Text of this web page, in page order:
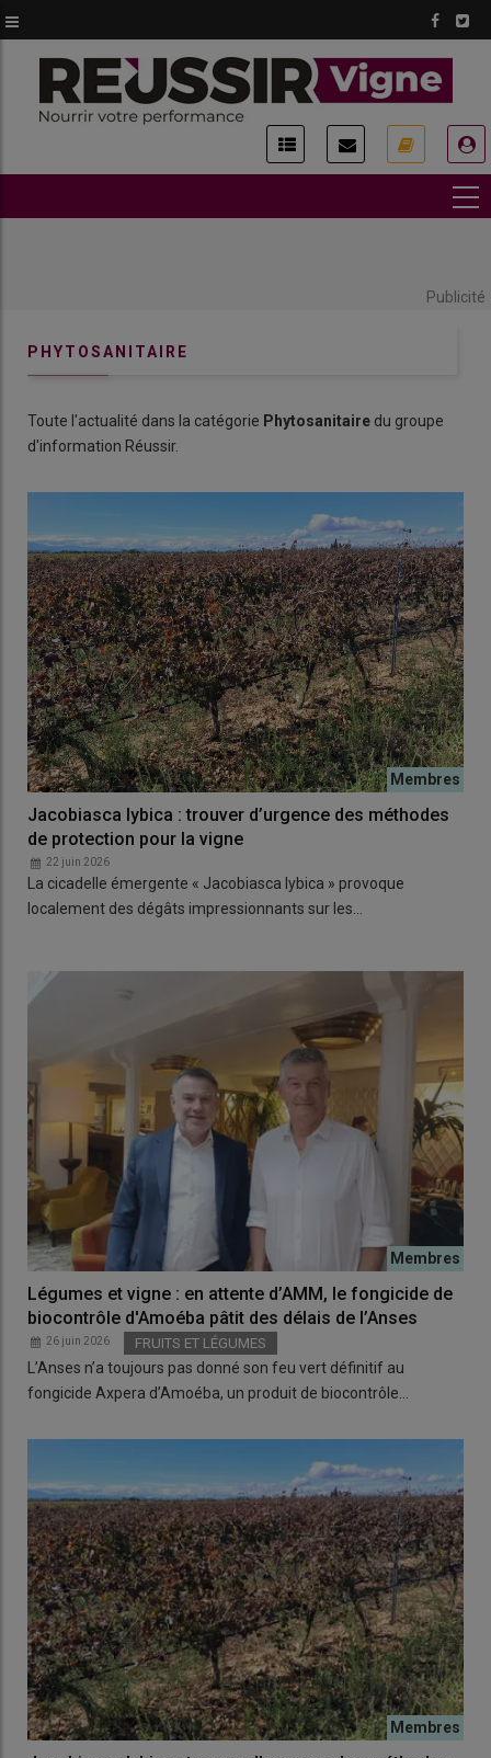
au
contenu
principal
Publicité
PHYTOSANITAIRE
Toute l'actualité dans la catégorie Phytosanitaire du groupe
d'information Réussir.
Jacobiasca lybica : trouver d’urgence des méthodes
de protection pour la vigne
22 juin 2026
La cicadelle émergente « Jacobiasca lybica » provoque
localement des dégâts impressionnants sur les…
Légumes et vigne : en attente d’AMM, le fongicide de
biocontrôle d'Amoéba pâtit des délais de l’Anses
26 juin 2026 FRUITS ET LÉGUMES
L’Anses n’a toujours pas donné son feu vert définitif au
fongicide Axpera d’Amoéba, un produit de biocontrôle…